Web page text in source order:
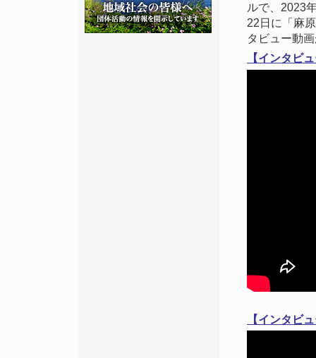
ルで、2023
22日に「麻
タビュー動
【インタビ
【インタビ